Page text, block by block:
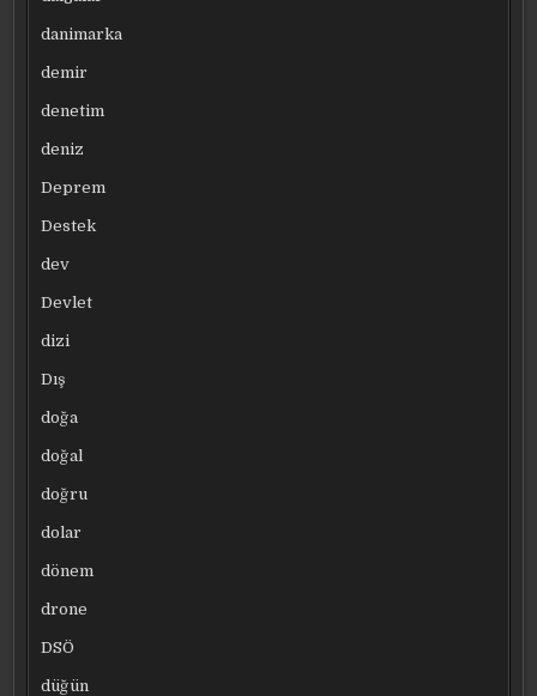
danimarka
demir
denetim
deniz
Deprem
Destek
dev
Devlet
dizi
Dış
doğa
doğal
doğru
dolar
dönem
drone
DSÖ
düğün